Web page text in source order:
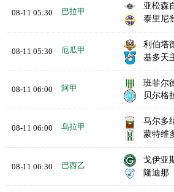
08-11 05:30 巴拉甲
亚松森
泰里尼
08-11 05:30 厄瓜甲
利伯塔
基多天
08-11 06:00 阿甲
班菲尔
贝尔格
08-11 06:00 乌拉甲
马尔多
蒙特维
08-11 06:30 巴西乙
戈伊亚
隆迪那